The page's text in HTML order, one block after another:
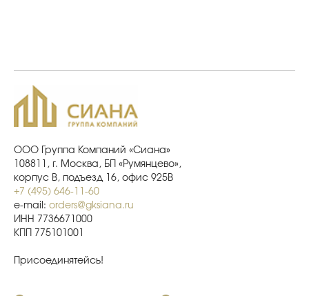
ООО Группа Компаний «Сиана»
108811, г. Москва, БП «Румянцево»,
корпус В, подъезд 16, офис 925В
+7 (495) 646-11-60
e-mail: orders@gksiana.ru
ИНН 7736671000
КПП 775101001
Присоединятейсь!